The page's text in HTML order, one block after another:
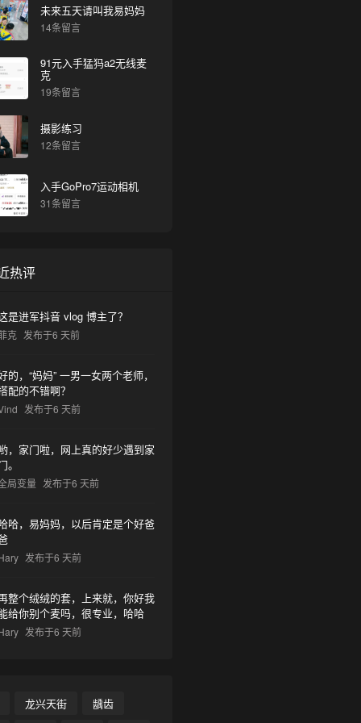
未来五天请叫我易妈妈
14条留言
91元入手猛犸a2无线麦
克
19条留言
摄影练习
12条留言
入手GoPro7运动相机
31条留言
热评
是进军抖音 vlog 博主了？
克 发布于6 天前
的，“妈妈” 一男一女两个老师，
配的不错啊？
发布于6 天前
，家门啦，网上真的好少遇到家
。
局变量 发布于6 天前
哈，易妈妈，以后肯定是个好爸
发布于6 天前
整个绒绒的套，上来就，你好我
给你别个麦吗，很专业，哈哈
发布于6 天前
龙兴天街 龋齿